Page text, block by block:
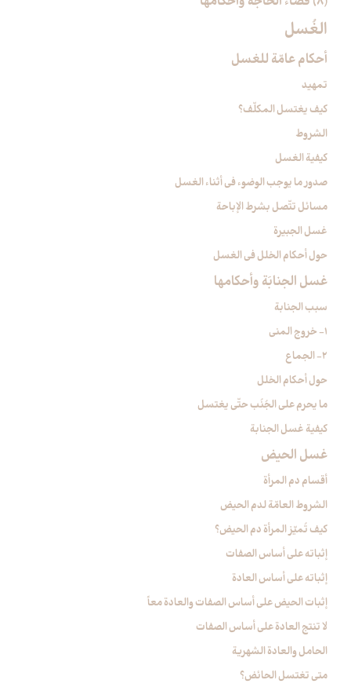
الغُسل‏
أحكام عامّة للغسل
تمهيد
كيف يغتسل المكلّف؟
الشروط
كيفية الغسل
صدور ما يوجب الوضوء في أثناء الغسل
مسائل تتّصل بشرط الإباحة
غسل الجبيرة
حول أحكام الخلل في الغسل
غسل الجنابَة وأحكامها
سبب الجنابة
1- خروج المني
2- الجماع
حول أحكام الخلل
ما يحرم على الجُنُب حتّى يغتسل
كيفية غسل الجنابة
غسل الحيض‏
أقسام دم المرأة
الشروط العامّة لدم الحيض
كيف تُميّز المرأة دم الحيض؟
إثباته على أساس الصفات
إثباته على أساس العادة
إثبات الحيض على أساس الصفات والعادة معاً
لا تنتج العادة على أساس الصفات
الحامل والعادة الشهرية
متى تغتسل الحائض؟